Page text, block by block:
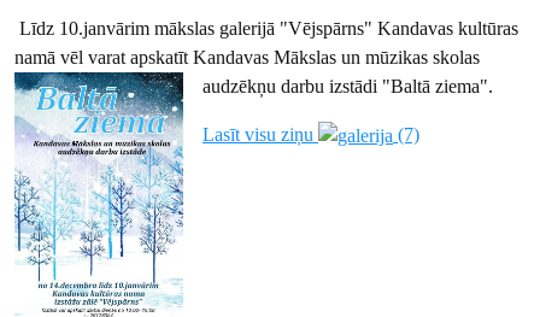
Līdz 10.janvārim mākslas galerijā "Vējspārns" Kandavas kultūras
namā vēl varat apskatīt Kandavas Mākslas un mūzikas skolas
audzēkņu darbu izstādi "Baltā ziema".
Lasīt visu ziņu (7)